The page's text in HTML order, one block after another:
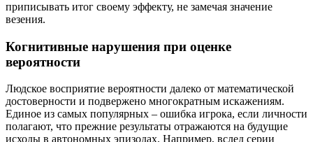
приписывать итог своему эффекту, не замечая значение
везения.
Когнитивные нарушения при оценке
вероятности
Людское восприятие вероятности далеко от математической
достоверности и подвержено многократным искажениям.
Единое из самых популярных – ошибка игрока, если личности
полагают, что прежние результаты отражаются на будущие
исходы в автономных эпизодах. Например, вслед серии